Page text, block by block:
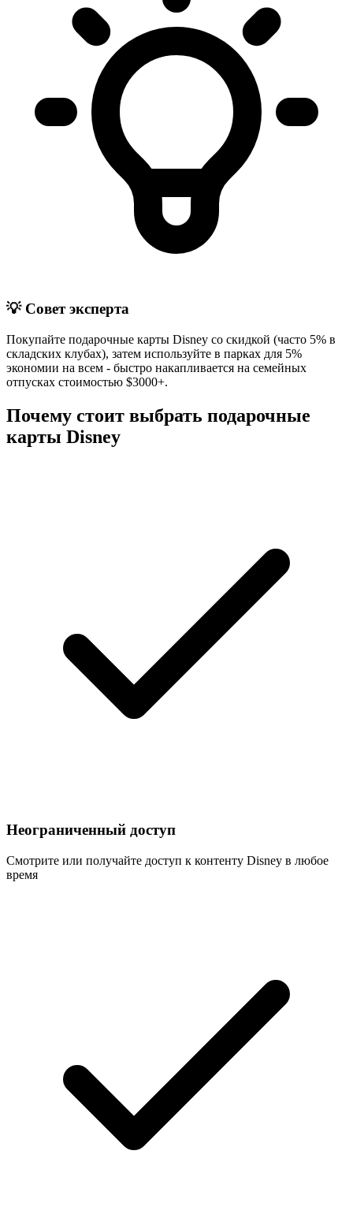
💡 Совет эксперта
Покупайте подарочные карты Disney со скидкой (часто 5% в
складских клубах), затем используйте в парках для 5%
экономии на всем - быстро накапливается на семейных
отпусках стоимостью $3000+.
Почему стоит выбрать подарочные
карты Disney
Неограниченный доступ
Смотрите или получайте доступ к контенту Disney в любое
время